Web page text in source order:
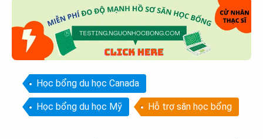
Học bổng du học Canada
Học bổng du học Mỹ Hỗ trợ săn học bổng